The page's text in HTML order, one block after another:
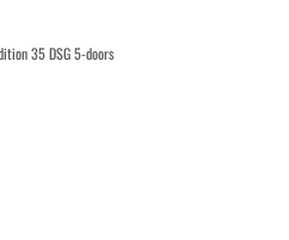
35 DSG 5-doors